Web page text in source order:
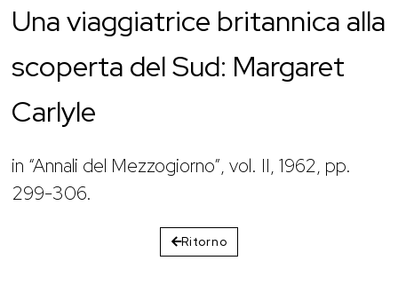
Una viaggiatrice britannica alla
scoperta del Sud: Margaret
Carlyle
in “Annali del Mezzogiorno”, vol. II, 1962, pp.
299-306.
Ritorno